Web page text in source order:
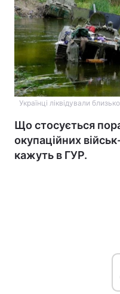
Українці ліквідували
Що стосується
окупаційних
кажуть в ГУР.